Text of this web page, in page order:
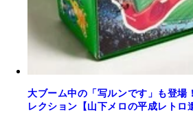
大ブーム中の「写ルンです」も登
レクション【山下メロの平成レトロ